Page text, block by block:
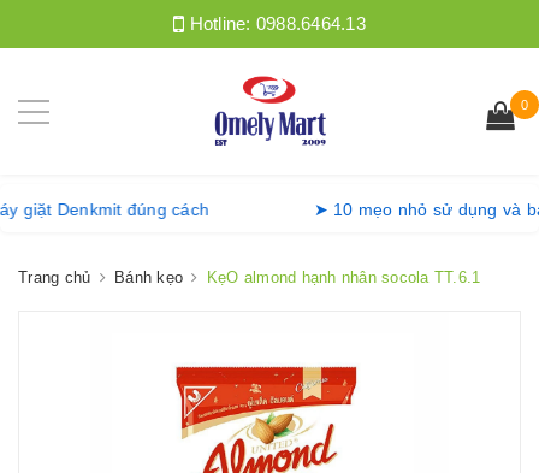
Hotline: 0988.6464.13
0
giặt Denkmit đúng cách ➤ 10 mẹo nhỏ sử dụng
Trang chủ Bánh kẹo KẹO almond hạnh nhân socola TT.6.1